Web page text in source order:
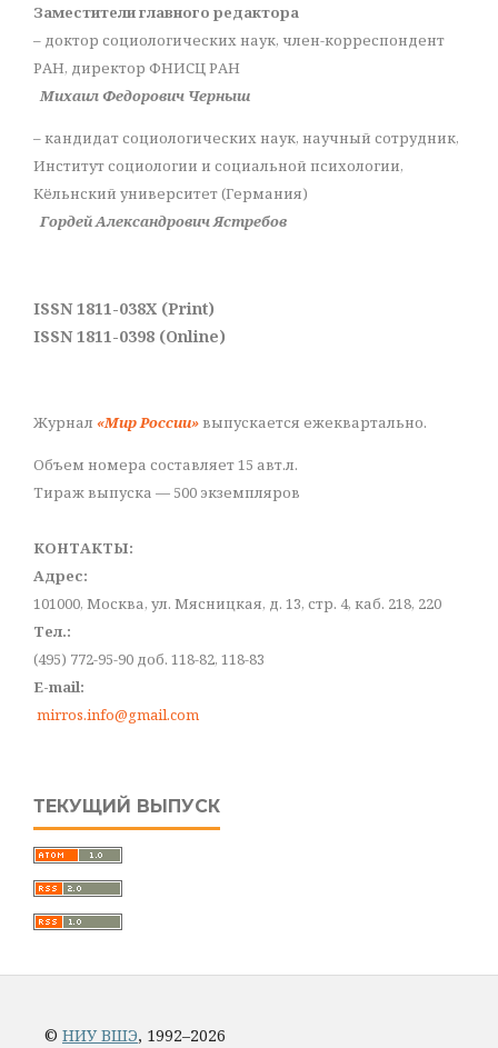
Заместители главного редактора
– доктор социологических наук, член-корреспондент
РАН, директор ФНИСЦ РАН
Михаил Федорович Черныш
– кандидат социологических наук, научный сотрудник,
Институт социологии и социальной психологии,
Кёльнский университет (Германия)
Гордей Александрович Ястребов
ISSN 1811-038X (Print)
ISSN 1811-0398 (Online)
Журнал «Мир России»выпускается ежеквартально.
Объем номера составляет 15 авт.л.
Тираж выпуска — 500 экземпляров
КОНТАКТЫ:
Адрес:
101000, Москва, ул. Мясницкая, д. 13, стр. 4, каб. 218, 220
Тел.:
(495) 772-95-90 доб. 118-82, 118-83
E-mail:
mirros.info@gmail.com
ТЕКУЩИЙ ВЫПУСК
© НИУ ВШЭ, 1992–2026